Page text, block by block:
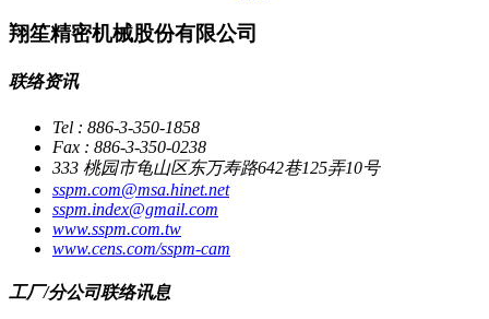
翔笙精密机械股份有限公司
联络资讯
Tel : 886-3-350-1858
Fax : 886-3-350-0238
333 桃园市龟山区东万寿路642巷125弄10号
sspm.com@msa.hinet.net
sspm.index@gmail.com
www.sspm.com.tw
www.cens.com/sspm-cam
工厂/分公司联络讯息